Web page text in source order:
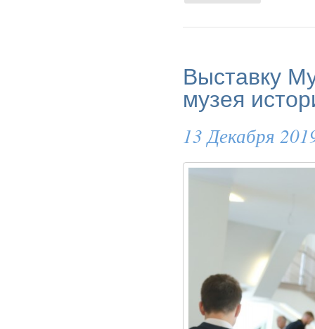
Выставку
музея
13 Декабря